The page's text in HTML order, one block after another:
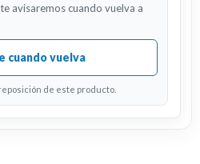
avisaremos cuando vuelva a
cuando vuelva
de este producto.